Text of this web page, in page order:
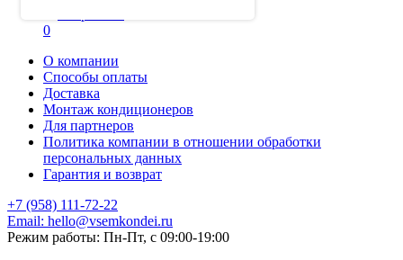
0
О компании
Способы оплаты
Доставка
Монтаж кондиционеров
Для партнеров
Политика компании в отношении обработки
персональных данных
Гарантия и возврат
+7 (958) 111-72-22
Email: hello@vsemkondei.ru
Режим работы: Пн-Пт, с 09:00-19:00